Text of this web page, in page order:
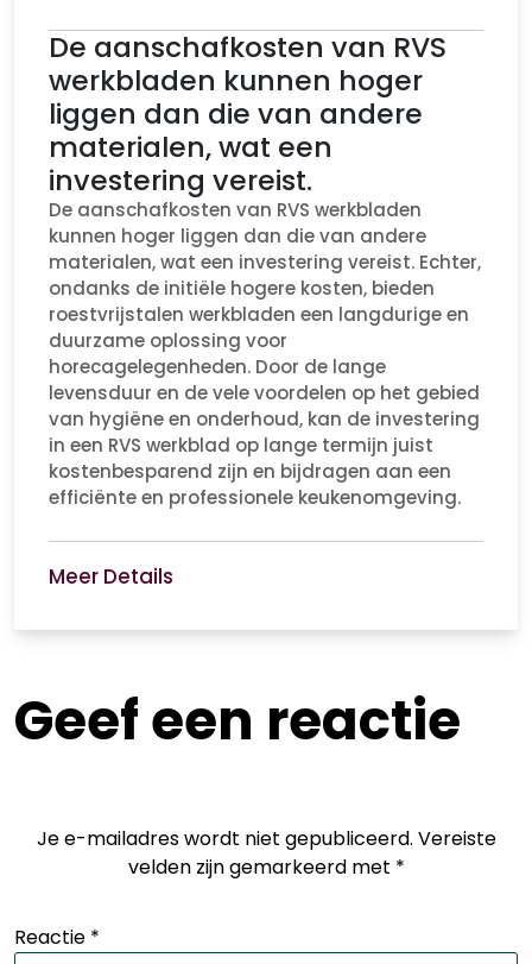
De aanschafkosten van RVS
werkbladen kunnen hoger
liggen dan die van andere
materialen, wat een
investering vereist.
De aanschafkosten van RVS werkbladen
kunnen hoger liggen dan die van andere
materialen, wat een investering vereist. Echter,
ondanks de initiële hogere kosten, bieden
roestvrijstalen werkbladen een langdurige en
duurzame oplossing voor
horecagelegenheden. Door de lange
levensduur en de vele voordelen op het gebied
van hygiëne en onderhoud, kan de investering
in een RVS werkblad op lange termijn juist
kostenbesparend zijn en bijdragen aan een
efficiënte en professionele keukenomgeving.
Meer Details
Geef een reactie
Je e-mailadres wordt niet gepubliceerd. Vereiste
velden zijn gemarkeerd met *
Reactie *